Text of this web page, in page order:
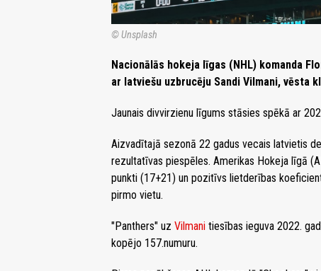
© Unsplash
Nacionālās hokeja līgas (NHL) komanda
ar latviešu uzbrucēju Sandi Vilmani, vēsta
Jaunais divvirzienu līgums stāsies spēkā ar
Aizvadītajā sezonā 22 gadus vecais latvietis
rezultatīvas piespēles. Amerikas Hokeja līgā
punkti (17+21) un pozitīvs lietderības
pirmo vietu.
"Panthers" uz Vilmani tiesības ieguva 2022.
kopējo 157.numuru.